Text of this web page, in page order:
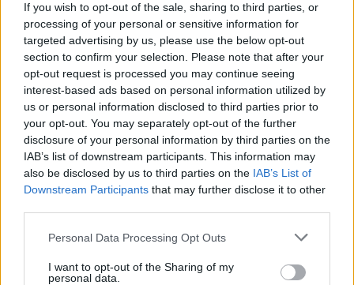
If you wish to opt-out of the sale, sharing to third parties, or
processing of your personal or sensitive information for
targeted advertising by us, please use the below opt-out
section to confirm your selection. Please note that after your
opt-out request is processed you may continue seeing
interest-based ads based on personal information utilized by
us or personal information disclosed to third parties prior to
your opt-out. You may separately opt-out of the further
disclosure of your personal information by third parties on the
IAB’s list of downstream participants. This information may
also be disclosed by us to third parties on the IAB’s List of
Downstream Participants that may further disclose it to other
Please note that this website/app uses one or more Google
not limited to your visit or usage behaviour. You may click to
Personal Data Processing Opt Outs
I want to opt-out of the Sharing of my
personal data.
Survivor – Πάνος Καλίδης: H απίστευτη
ανάρτηση μετά την αποχώρηση του
Τριαντάφυλλου
16:00 20.04.21
Πάνος Καλίδης: Αυτός ήταν ο λόγος που